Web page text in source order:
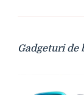
Gadgeturi de